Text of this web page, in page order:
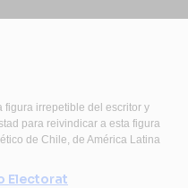
figura irrepetible del escritor y
para reivindicar a esta figura
de Chile, de América Latina
Electorat